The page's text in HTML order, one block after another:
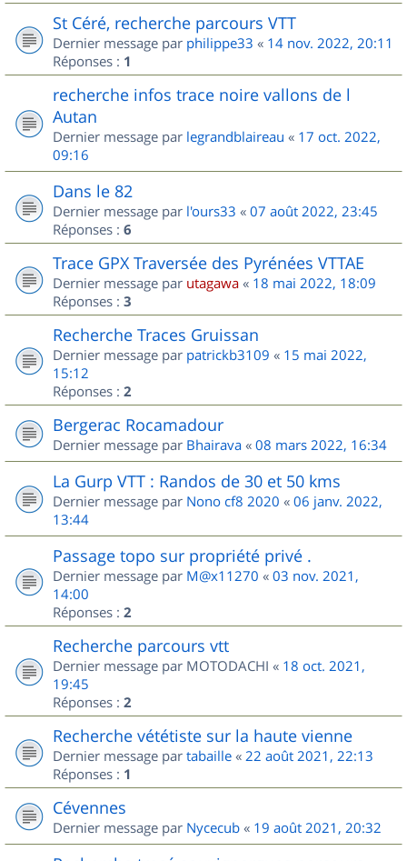
St Céré, recherche parcours VTT
Dernier message par philippe33 « 14 nov. 2022, 20:11
Réponses : 1
recherche infos trace noire vallons de l
Autan
Dernier message par legrandblaireau « 17 oct. 2022,
09:16
Dans le 82
Dernier message par l'ours33 « 07 août 2022, 23:45
Réponses : 6
Trace GPX Traversée des Pyrénées VTTAE
Dernier message par utagawa « 18 mai 2022, 18:09
Réponses : 3
Recherche Traces Gruissan
Dernier message par patrickb3109 « 15 mai 2022,
15:12
Réponses : 2
Bergerac Rocamadour
Dernier message par Bhairava « 08 mars 2022, 16:34
La Gurp VTT : Randos de 30 et 50 kms
Dernier message par Nono cf8 2020 « 06 janv. 2022,
13:44
Passage topo sur propriété privé .
Dernier message par M@x11270 « 03 nov. 2021,
14:00
Réponses : 2
Recherche parcours vtt
Dernier message par MOTODACHI « 18 oct. 2021,
19:45
Réponses : 2
Recherche vététiste sur la haute vienne
Dernier message par tabaille « 22 août 2021, 22:13
Réponses : 1
Cévennes
Dernier message par Nycecub « 19 août 2021, 20:32